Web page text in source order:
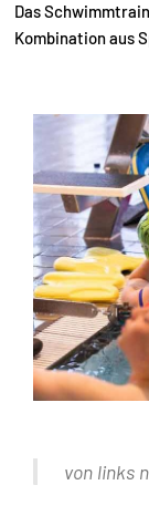
Das
Kombination aus
von links